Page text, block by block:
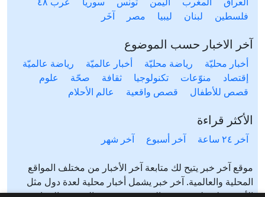
فلسطين
لبنان ليبيا مصر آخَر
آخر الاخبار حسب الموضوع
أخبار محليّة رياضة محليّة أخبار عالميّة
رياضة عالميّة
إقتصاد
منوّعات تكنولوجيا ثقافة صحّة
علوم
قصص للأطفال
قصص واقعية عالم الأحلام
الأكثر قراءة
آخر ٢٤ ساعة آخر أسبوع آخر شهر
موقع آخر خبر يتيح لك متابعة آخر الأخبار من مختلف المواقع
المحلية والعالمية. آخر خبر يشمل أخبار محلية لعدة دول مثل